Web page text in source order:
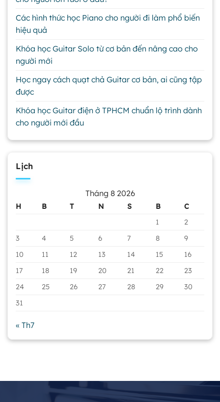
Các hình thức học Piano cho người đi làm phổ biến
hiệu quả
Khóa học Guitar Solo từ cơ bản đến nâng cao cho
người mới
Học ngay cách quạt chả Guitar cơ bản, ai cũng tập
được
Khóa học Guitar điện ở TPHCM chuẩn lộ trình dành
cho người mới đầu
Lịch
Tháng 8 2026
H B T N S B
C
1
2
3
4 5 6 7 8
9
10
11 12 13 14 15
16
17
18 19 20 21 22
23
24
25 26 27 28 29
30
31
« Th7